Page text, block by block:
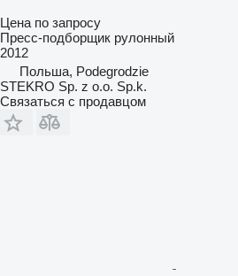
Цена по запросу
Пресс-подборщик рулонный
2012
Польша, Podegrodzie
STEKRO Sp. z o.o. Sp.k.
Связаться с продавцом